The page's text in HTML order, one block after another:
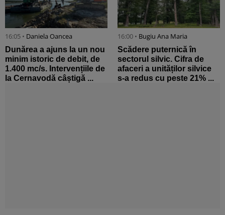
16:05 • Daniela Oancea
Dunărea a ajuns la un nou
minim istoric de debit, de
1.400 mc/s. Intervențiile de
la Cernavodă câștigă ...
16:00 • Bugiu ⁠Ana Maria
Scădere puternică în
sectorul silvic. Cifra de
afaceri a unităților silvice
s-a redus cu peste 21% ...